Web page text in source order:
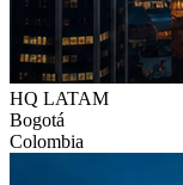
HQ LATAM
Bogotá
Colombia